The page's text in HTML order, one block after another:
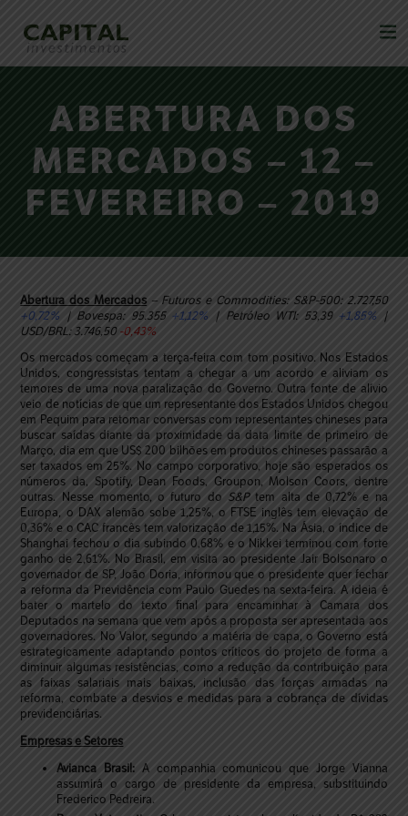
ABERTURA DOS
MERCADOS – 12 –
FEVEREIRO – 2019
Abertura dos Mercados – Futuros e Commodities: S&P-500: 2.727,50
+0,72% | Bovespa: 95.355 +1,12% | Petróleo WTI: 53,39 +1,85% |
USD/BRL: 3.746,50 -0,43%
Os mercados começam a terça-feira com tom positivo. Nos Estados
Unidos, congressistas tentam a chegar a um acordo e aliviam os
temores de uma nova paralização do Governo. Outra fonte de alívio
veio de notícias de que um representante dos Estados Unidos chegou
em Pequim para retomar conversas com representantes chineses para
buscar saídas diante da proximidade da data limite de primeiro de
Março, dia em que US$ 200 bilhões em produtos chineses passarão a
ser taxados em 25%. No campo corporativo, hoje são esperados os
números da, Spotify, Dean Foods, Groupon, Molson Coors, dentre
outras. Nesse momento, o futuro do S&Ptem alta de 0,72% e na
Europa, o DAX alemão sobe 1,25%, o FTSE inglês tem elevação de
0,36% e o CAC francês tem valorização de 1,15%. Na Ásia, o índice de
Shanghai fechou o dia subindo 0,68% e o Nikkei terminou com forte
ganho de 2,61%. No Brasil, em visita ao presidente Jair Bolsonaro o
governador de SP, João Doria, informou que o presidente quer fechar
a reforma da Previdência com Paulo Guedes na sexta-feira. A ideia é
bater o martelo do texto final para encaminhar à Camara dos
Deputados na semana que vem após a proposta ser apresentada aos
governadores. No Valor, segundo a matéria de capa, o Governo está
estrategicamente adaptando pontos críticos do projeto de forma a
diminuir algumas resistências, como a redução da contribuição para
as faixas salariais mais baixas, inclusão das forças armadas na
reforma, combate a desvios e medidas para a cobrança de dívidas
previdenciárias.
Empresas e Setores
Avianca Brasil: A companhia comunicou que Jorge Vianna
assumirá o cargo de presidente da empresa, substituindo
Frederico Pedreira.